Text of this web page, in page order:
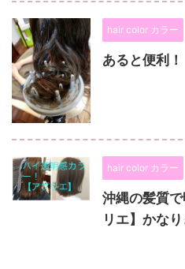
hair color カラー
あると便利！
hair color カラー
沖縄の髪質
リエ】かなり